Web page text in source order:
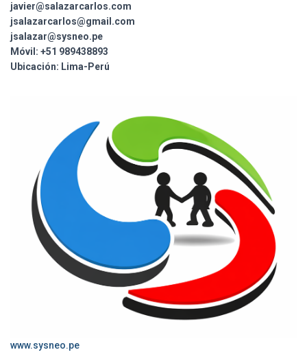
javier@salazarcarlos.com
jsalazarcarlos@gmail.com
jsalazar@sysneo.pe
Móvil: +51 ​989438893
Ubicación: Lima-Perú
www.sysneo.pe